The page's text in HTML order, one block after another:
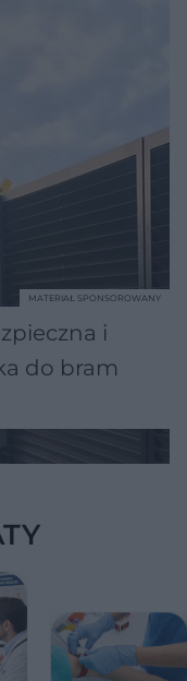
i
do bram
MATERIAŁ SPONSOROWANY